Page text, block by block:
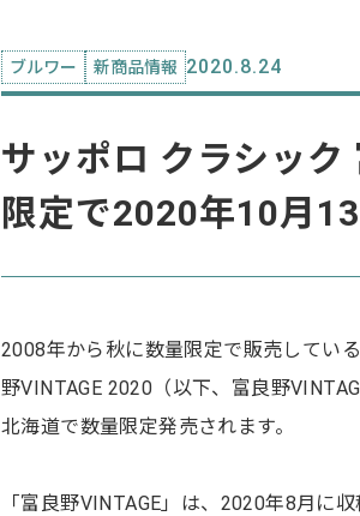
ブルワー 新商品情報 2020.8.24
サッポロ クラシック
限定で2020年10月
2008年から秋に数量限定で販売してい
野VINTAGE 2020（以下、富良野
北海道で数量限定発売されます。
「富良野VINTAGE」は、2020年8月に